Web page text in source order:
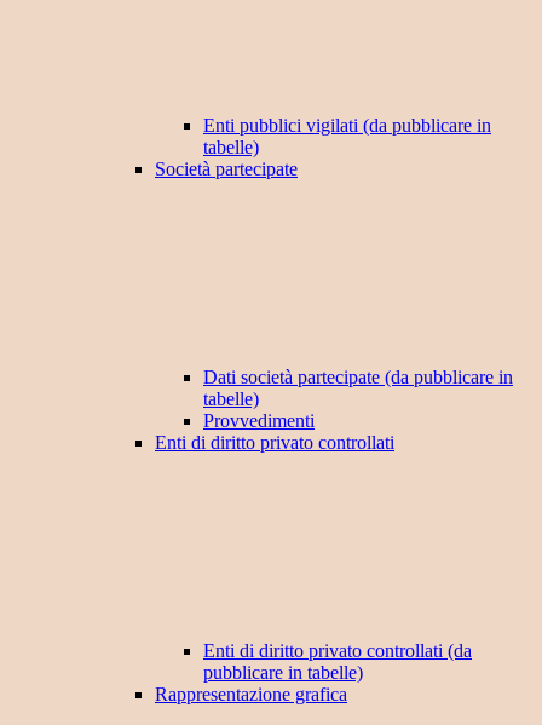
Enti pubblici vigilati (da pubblicare in
tabelle)
Società partecipate
Dati società partecipate (da pubblicare in
tabelle)
Provvedimenti
Enti di diritto privato controllati
Enti di diritto privato controllati (da
pubblicare in tabelle)
Rappresentazione grafica